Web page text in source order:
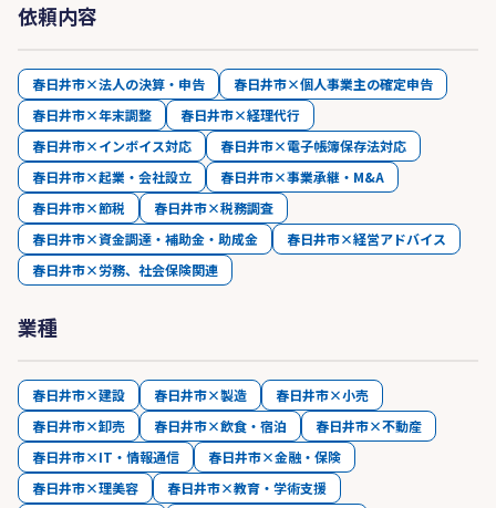
依頼内容
春日井市×法人の決算・申告
春日井市×個人事業主の確定申告
春日井市×年末調整
春日井市×経理代行
春日井市×インボイス対応
春日井市×電子帳簿保存法対応
春日井市×起業・会社設立
春日井市×事業承継・M&A
春日井市×節税
春日井市×税務調査
春日井市×資金調達・補助金・助成金
春日井市×経営アドバイス
春日井市×労務、社会保険関連
業種
春日井市×建設 春日井市×製造
春日井市×小売
春日井市×卸売
春日井市×飲食・宿泊
春日井市×不動産
春日井市×IT・情報通信
春日井市×金融・保険
春日井市×理美容
春日井市×教育・学術支援